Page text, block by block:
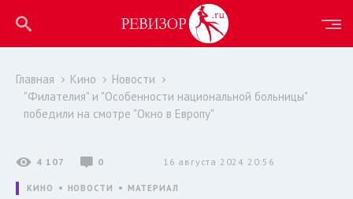
Главная Кино
Новости
"Филателия" и "Особенности национальной больницы"
победили на смотре "Окно в Европу"
4 107 0 16 августа 2024 20:56
КИНО НОВОСТИ МАТЕРИАЛ